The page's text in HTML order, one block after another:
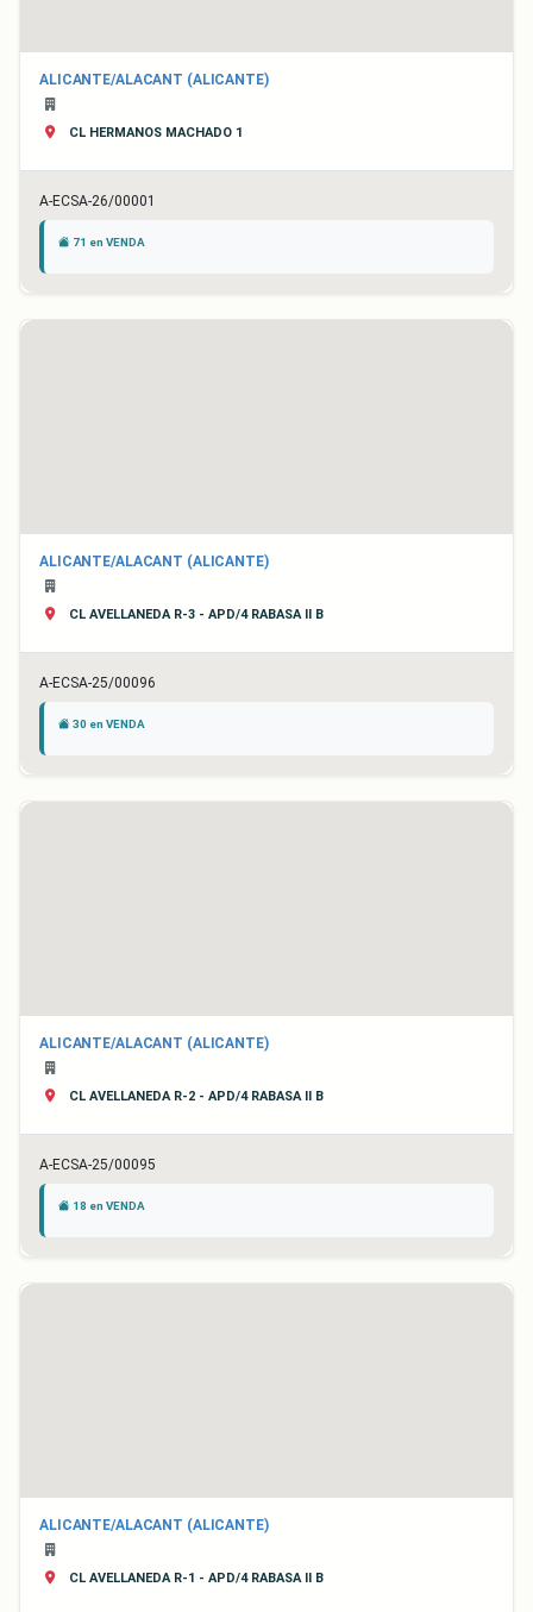
ALICANTE/ALACANT (ALICANTE)
CL HERMANOS MACHADO 1
A-ECSA-26/00001
71 en VENDA
ALICANTE/ALACANT (ALICANTE)
CL AVELLANEDA R-3 - APD/4 RABASA II B
A-ECSA-25/00096
30 en VENDA
ALICANTE/ALACANT (ALICANTE)
CL AVELLANEDA R-2 - APD/4 RABASA II B
A-ECSA-25/00095
18 en VENDA
ALICANTE/ALACANT (ALICANTE)
CL AVELLANEDA R-1 - APD/4 RABASA II B